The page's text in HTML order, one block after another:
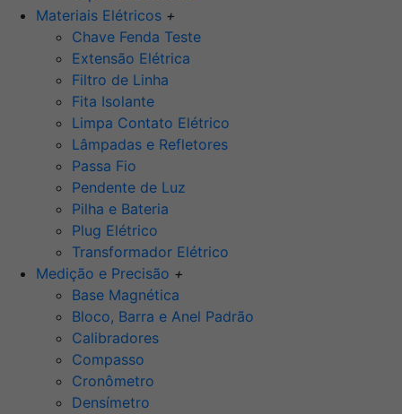
Materiais Elétricos +
Chave Fenda Teste
Extensão Elétrica
Filtro de Linha
Fita Isolante
Limpa Contato Elétrico
Lâmpadas e Refletores
Passa Fio
Pendente de Luz
Pilha e Bateria
Plug Elétrico
Transformador Elétrico
Medição e Precisão +
Base Magnética
Bloco, Barra e Anel Padrão
Calibradores
Compasso
Cronômetro
Densímetro